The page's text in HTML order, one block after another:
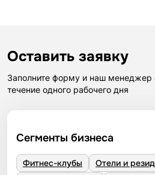
Оставить заявку
Заполните форму и наш менеджер
течение одного рабочего дня
Сегменты бизнеса
Фитнес-клубы
Отели и